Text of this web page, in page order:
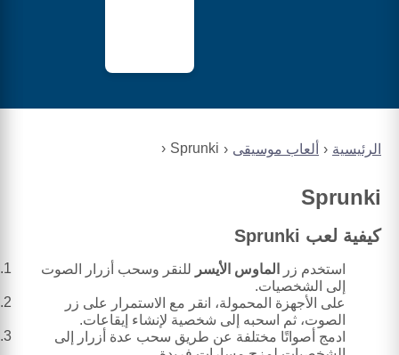
الرئيسية ألعاب موسيقى Sprunki
Sprunki
كيفية لعب Sprunki
استخدم زر الماوس الأيسر للنقر وسحب أزرار الصوت
إلى الشخصيات.
على الأجهزة المحمولة، انقر مع الاستمرار على زر
الصوت، ثم اسحبه إلى شخصية لإنشاء إيقاعات.
ادمج أصواتًا مختلفة عن طريق سحب عدة أزرار إلى